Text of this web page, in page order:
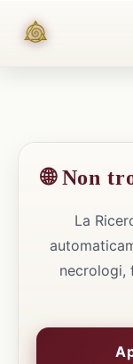
🌐 Non
La
necrologi,